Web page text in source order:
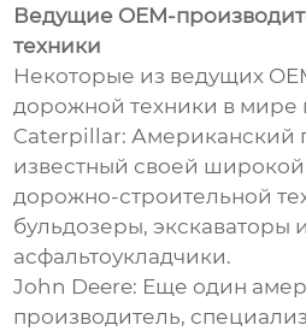
Ведущие OEM-
техники
Некоторые из ведущих
дорожной техники в мире
Caterpillar: Американский
известный своей
дорожно-строительной
бульдозеры, экскаваторы и
асфальтоукладчики.
John Deere: Еще один
производитель,